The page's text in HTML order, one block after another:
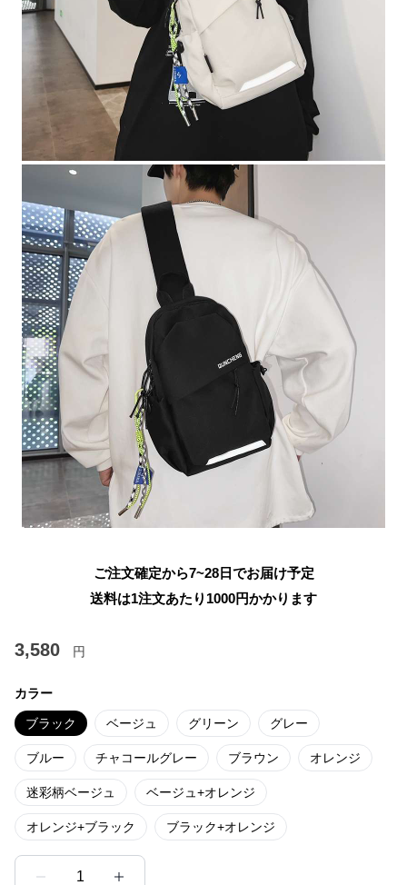
ご注文確定から7~28日でお届け予定
送料は1注文あたり 1000円かかります
3,580 円
カラー
ブラック ベージュ グリーン グレー
ブルー チャコールグレー ブラウン オレンジ
迷彩柄ベージュ ベージュ+オレンジ
オレンジ+ブラック ブラック+オレンジ
1